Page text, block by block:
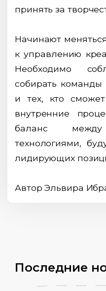
принять за
Начинают
к управлению
Необходимо
собирать команды
и тех, кто сможет
внутренние
баланс
технологиями,
лидирующих
Автор Эльвира
Последние